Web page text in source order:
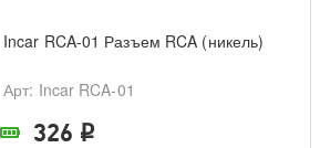
В наличии в магазине
Incar RCA-01 Разъем RCA (никель)
Арт: Incar RCA-01
326 i